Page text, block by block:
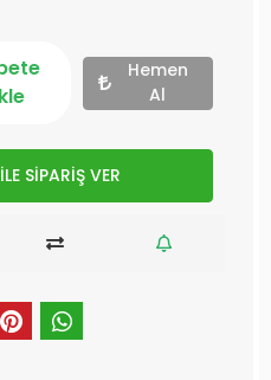
Hemen
Al
SİPARİŞ VER